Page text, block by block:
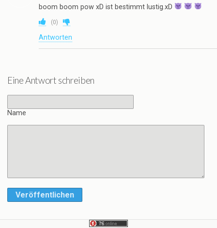
boom boom pow xD ist bestimmt lustig.xD
(0)
Antworten
Eine Antwort schreiben
Name
Veröffentlichen